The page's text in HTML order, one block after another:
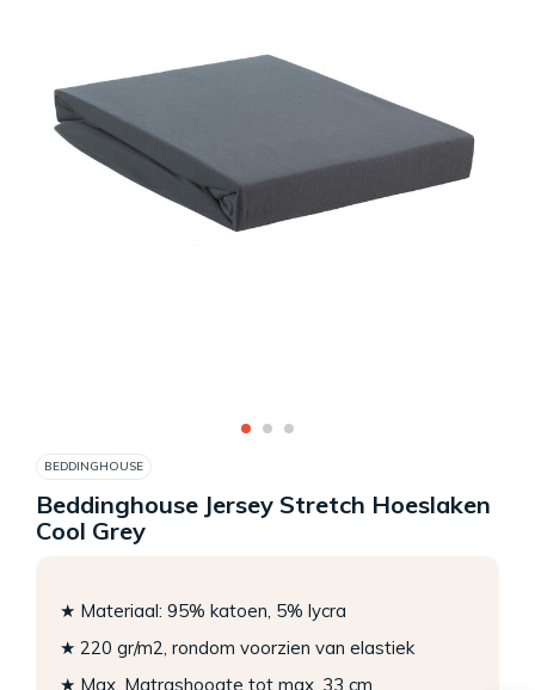
BEDDINGHOUSE
Beddinghouse Jersey Stretch Hoeslaken
Cool Grey
★ Materiaal: 95% katoen, 5% lycra
★ 220 gr/m2, rondom voorzien van elastiek
★ Max. Matrashoogte tot max. 33 cm